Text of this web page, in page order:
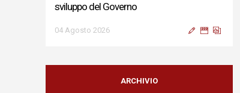
sviluppo del Governo
04 Agosto 2026
Sigismondi, Liris e Testa: “Profondo
cordoglio e vicinanza al Ministro Roccella e
ARCHIVIO